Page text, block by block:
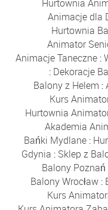
Hurtownia
Animacje dla
Hurtownia
Animator
Animacje Taneczne :
: Dekoracje
Balony z Helem :
Kurs
Hurtownia
Akademia
Bańki Mydlane :
Gdynia : Sklep z
Balony Poznań
Balony Wrocław :
Kurs